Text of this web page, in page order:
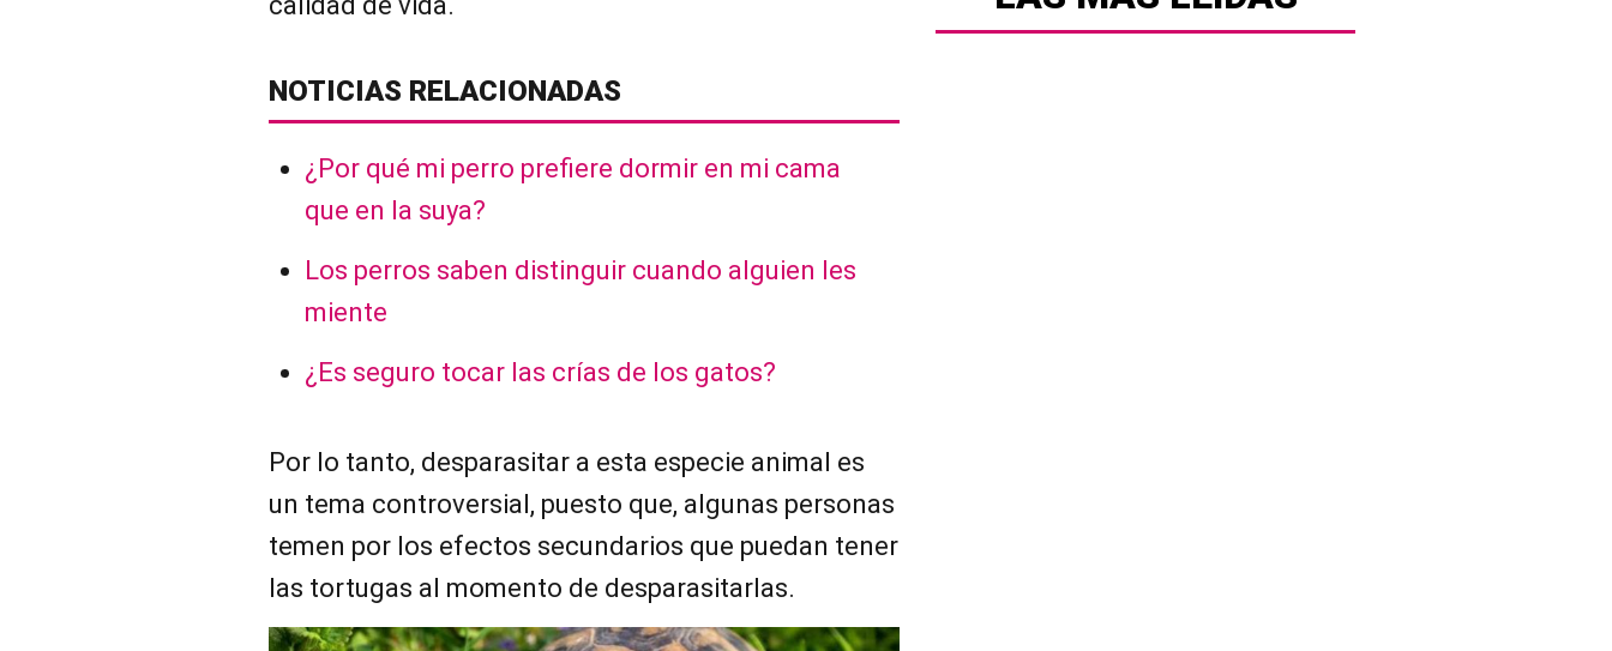
NOTICIAS RELACIONADAS
¿Por qué mi perro prefiere dormir en mi cama
que en la suya?
Los perros saben distinguir cuando alguien les
miente
¿Es seguro tocar las crías de los gatos?
Por lo tanto, desparasitar a esta especie animal es
un tema controversial, puesto que, algunas personas
temen por los efectos secundarios que puedan tener
las tortugas al momento de desparasitarlas.